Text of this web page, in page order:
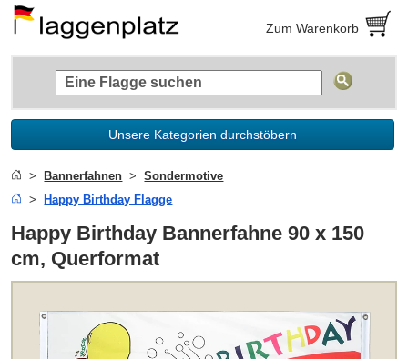
Zum Warenkorb
Unsere Kategorien durchstöbern
Bannerfahnen
Sondermotive
Happy Birthday Flagge
Happy Birthday Bannerfahne 90 x 150
cm, Querformat